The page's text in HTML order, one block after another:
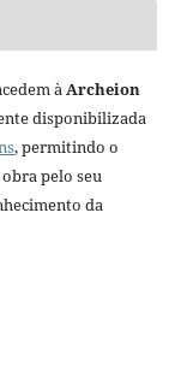
àArcheion
disponibilizada
, permitindo o
pelo seu
da